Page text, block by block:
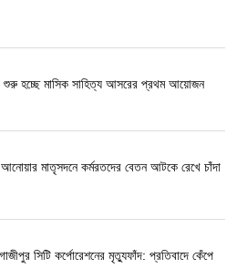
শুরু হচ্ছে মাসিক সাহিত্য আসরের প্রথম আয়োজন
আনোয়ার মাতৃসদনে কর্মরতদের বেতন আটকে রেখে চাঁদা
সিটি কর্পোরেশনের মৃত্যুফাঁদ: প্রতিবাদে কেঁপে